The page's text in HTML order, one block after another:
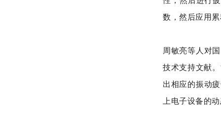
数，然后应用
周敏亮等人对
技术支持文献
出相应的振动
上电子设备的